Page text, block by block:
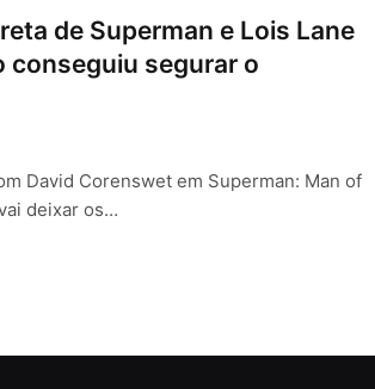
de Superman e Lois Lane
conseguiu segurar o
David Corenswet em Superman: Man of
deixar os…